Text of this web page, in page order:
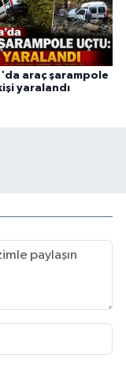
araç şarampole
yaralandı